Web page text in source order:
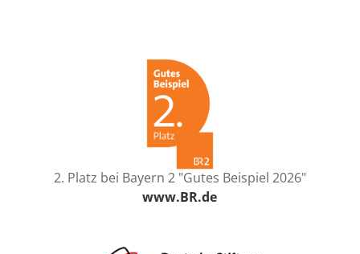
2. Platz bei Bayern 2 "Gutes Beispiel 2026"
www.BR.de